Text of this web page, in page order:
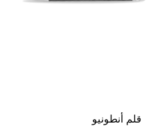
قلم أنطونيو